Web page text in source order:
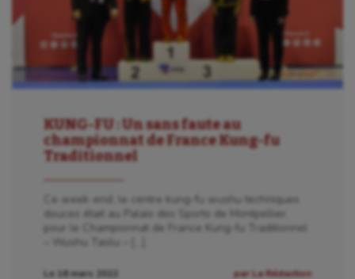
KUNG-FU : Un sans faute au
championnat de France Kung-fu
Traditionnel
Ce week-end, le centre kung-fu wushu techniques
douces était au Palais des Sports de Montpellier,
pour le Championnat de France Kung-fu Traditionnel
– Wushu Taolu – […]
Le 18 mars 2022 par La Rédaction